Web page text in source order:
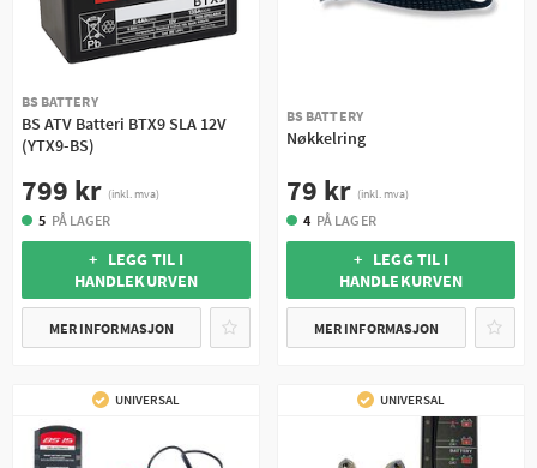
BS BATTERY
BS ATV Batteri BTX9 SLA 12V
(YTX9-BS)
799 kr (inkl. mva)
5 PÅ LAGER
+ LEGG TIL I
HANDLEKURVEN
MER INFORMASJON
BS BATTERY
Nøkkelring
79 kr (inkl. mva)
4 PÅ LAGER
+ LEGG TIL I
HANDLEKURVEN
MER INFORMASJON
UNIVERSAL UNIVERSAL